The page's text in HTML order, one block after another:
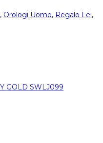
, Orologi Uomo, Regalo Lei,